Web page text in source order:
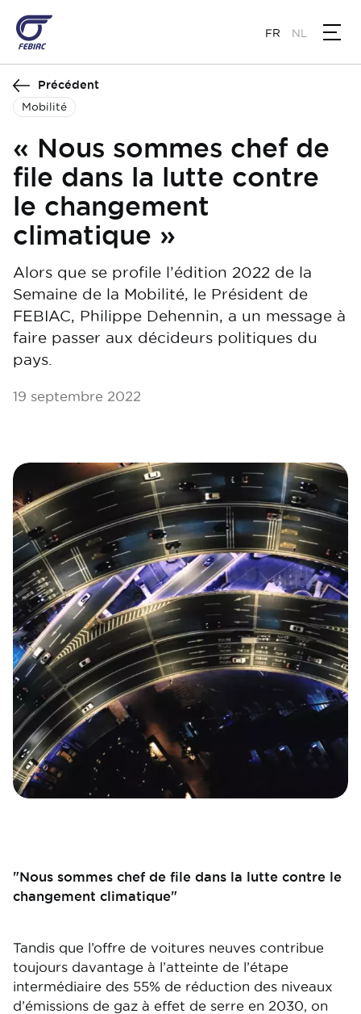
contenu
principal
FR NL
Précédent
Mobilité
« Nous sommes chef de
file dans la lutte contre
le changement
climatique »
Alors que se profile l’édition 2022 de la
Semaine de la Mobilité, le Président de
FEBIAC, Philippe Dehennin, a un message à
faire passer aux décideurs politiques du
pays.
19 septembre 2022
"Nous sommes chef de file dans la lutte contre le
changement climatique"
Tandis que l’offre de voitures neuves contribue
toujours davantage à l’atteinte de l’étape
intermédiaire des 55% de réduction des niveaux
d’émissions de gaz à effet de serre en 2030, on